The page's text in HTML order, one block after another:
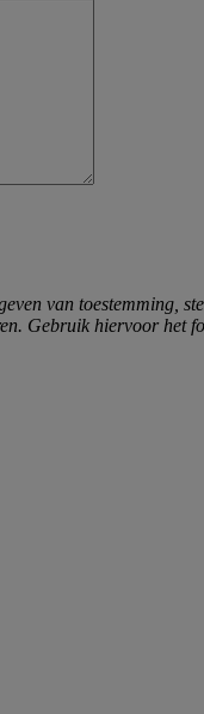
van toestemming,
Gebruik hiervoor het